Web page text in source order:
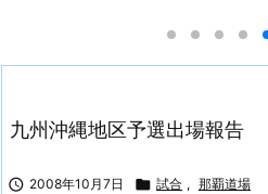
九州沖縄地区予選出場報告
 2008年10月7日  試合 , 那覇道場